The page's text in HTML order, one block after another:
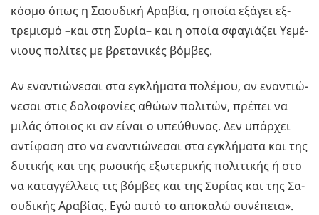
κόσμο όπως η Σα­ου­δι­κή Αρα­βία, η οποία εξά­γει εξ­
τρε­μι­σμό –και στη Συρία– και η οποία σφα­γιά­ζει Υε­μέ­
νιους πο­λί­τες με βρε­τα­νι­κές βόμ­βες.
Αν ενα­ντιώ­νε­σαι στα εγκλή­μα­τα πο­λέ­μου, αν ενα­ντιώ­
νε­σαι στις δο­λο­φο­νί­ες αθώων πο­λι­τών, πρέ­πει να
μιλάς όποιος κι αν είναι ο υπεύ­θυ­νος. Δεν υπάρ­χει
αντί­φα­ση στο να ενα­ντιώ­νε­σαι στα εγκλή­μα­τα και της
δυ­τι­κής και της ρω­σι­κής εξω­τε­ρι­κής πο­λι­τι­κής ή στο
να κα­ταγ­γέλ­λεις τις βόμ­βες και της Συ­ρί­ας και της Σα­
ου­δι­κής Αρα­βί­ας. Εγώ αυτό το απο­κα­λώ συ­νέ­πεια».